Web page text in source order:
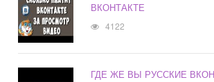
ВКОНТАКТЕ
4122
ГДЕ ЖЕ ВЫ РУССКИЕ